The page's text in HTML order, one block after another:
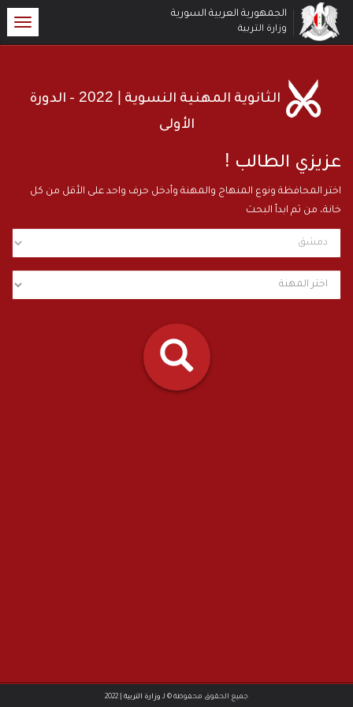
الجمهورية العربية السورية
وزارة التربية
الثانوية المهنية النسوية
- الدورة
الأولى
عزيزي الطالب !
اختر المحافظة ونوع المنهاج والمهنة وأدخل حرف واحد على الأقل من كل
خانة، من ثم ابدأ البحث
جميع الحقوق محفوظة © لـ وزارة التربية |